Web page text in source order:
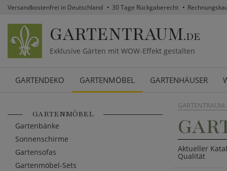
Versandkostenfrei in Deutschland 30 Tage Rückgaberecht
GARTENTRAUM.DE
Exklusive Gärten mit WOW-Effekt gestalten
GARTENDEKO GARTENMÖBEL GARTENHÄUSER
Aktueller
Qualität
GARTENMÖBEL
Gartenbänke
Sonnenschirme
Gartensofas
Gartenmöbel-Sets